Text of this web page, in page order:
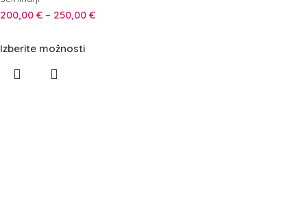
200,00 € – 250,00 €
Izberite možnosti